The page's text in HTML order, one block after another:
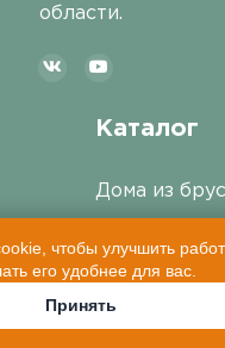
области.
Каталог
Дома из
Бани из
чтобы улучшить
его удобнее для вас.
Принять